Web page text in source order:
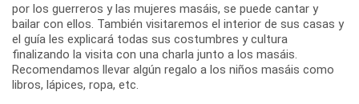
por los guerreros y las mujeres masáis, se puede cantar y
bailar con ellos. También visitaremos el interior de sus casas y
el guía les explicará todas sus costumbres y cultura
finalizando la visita con una charla junto a los masáis.
Recomendamos llevar algún regalo a los niños masáis como
libros, lápices, ropa, etc.